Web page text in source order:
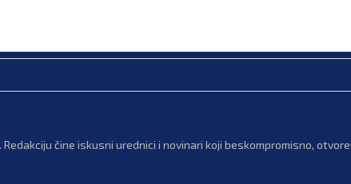
čine iskusni urednici i novinari koji beskompromisno,